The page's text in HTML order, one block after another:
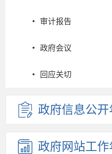
审计报告
政府会议
回应关切
政府信息公开
政府网站工作